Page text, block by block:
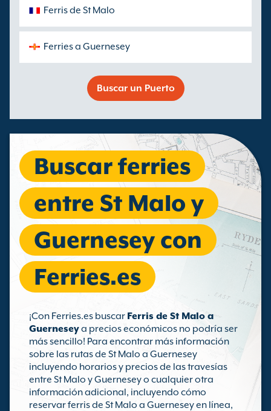
Ferris de St Malo
Ferries a Guernesey
Buscar un Puerto
Buscar ferries
entre St Malo y
Guernesey con
Ferries.es
¡Con Ferries.es buscar Ferris de St Malo a
Guerneseya precios económicos no podría ser
más sencillo! Para encontrar más información
sobre las rutas de St Malo a Guernesey
incluyendo horarios y precios de las travesías
entre St Malo y Guernesey o cualquier otra
información adicional, incluyendo cómo
reservar ferris de St Malo a Guernesey en línea,